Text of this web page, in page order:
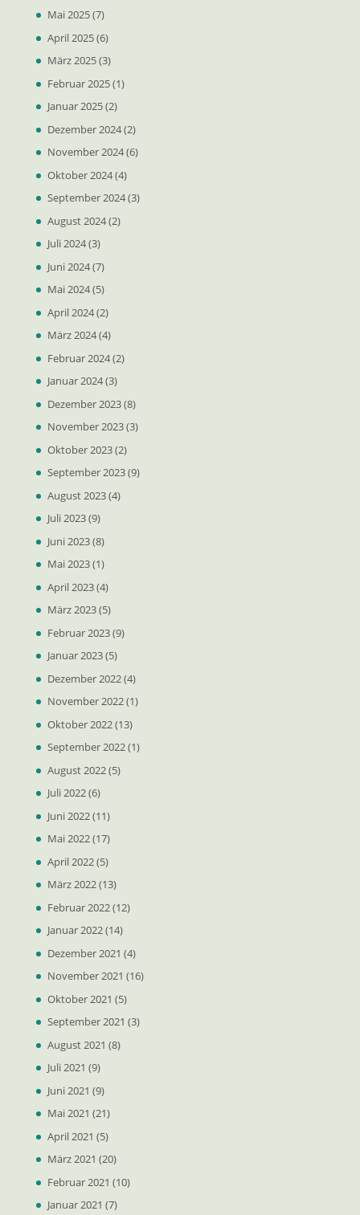
Mai 2025(7)
April 2025(6)
März 2025(3)
Februar 2025(1)
Januar 2025(2)
Dezember 2024(2)
November 2024(6)
Oktober 2024(4)
September 2024(3)
August 2024(2)
Juli 2024(3)
Juni 2024(7)
Mai 2024(5)
April 2024(2)
März 2024(4)
Februar 2024(2)
Januar 2024(3)
Dezember 2023(8)
November 2023(3)
Oktober 2023(2)
September 2023(9)
August 2023(4)
Juli 2023(9)
Juni 2023(8)
Mai 2023(1)
April 2023(4)
März 2023(5)
Februar 2023(9)
Januar 2023(5)
Dezember 2022(4)
November 2022(1)
Oktober 2022(13)
September 2022(1)
August 2022(5)
Juli 2022(6)
Juni 2022(11)
Mai 2022(17)
April 2022(5)
März 2022(13)
Februar 2022(12)
Januar 2022(14)
Dezember 2021 (4)
November 2021 (16)
Oktober 2021 (5)
September 2021 (3)
August 2021 (8)
Juli 2021 (9)
Juni 2021 (9)
Mai 2021 (21)
April 2021 (5)
März 2021 (20)
Februar 2021 (10)
Januar 2021 (7)